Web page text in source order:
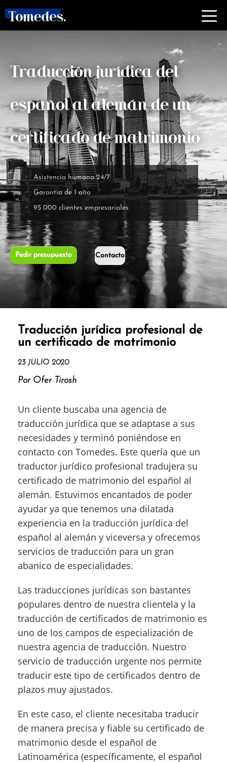
Traducción jurídica del
español al alemán de un
certificado de matrimonio
Asistencia humana 24/7
Garantía de 1 año
95 000 clientes empresariales
Pedir presupuesto Contacto
Traducción jurídica profesional de
un certificado de matrimonio
23 JULIO 2020
Por Ofer Tirosh
Un cliente buscaba una agencia de
traducción jurídica que se adaptase a sus
necesidades y terminó poniéndose en
contacto con Tomedes. Este quería que un
traductor jurídico profesional tradujera su
certificado de matrimonio del español al
alemán. Estuvimos encantados de poder
ayudar ya que tenemos una dilatada
experiencia en la traducción jurídica del
español al alemán y viceversa y ofrecemos
servicios de traducción para un gran
abanico de especialidades.
Las traducciones jurídicas son bastantes
populares dentro de nuestra clientela y la
traducción de certificados de matrimonio es
uno de los campos de especialización de
nuestra agencia de traducción. Nuestro
servicio de traducción urgente nos permite
traducir este tipo de certificados dentro de
plazos muy ajustados.
En este caso, el cliente necesitaba traducir
de manera precisa y fiable su certificado de
matrimonio desde el español de
Latinoamérica (específicamente, el español